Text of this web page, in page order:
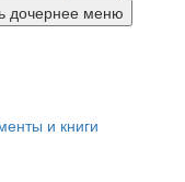
дочернее меню
и книги